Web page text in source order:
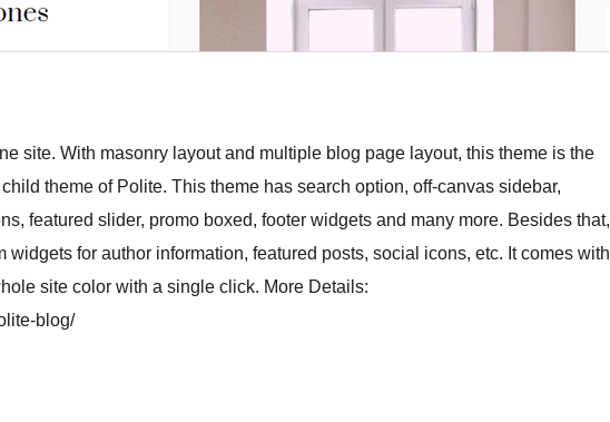
site. With masonry layout and multiple blog page layout, this theme is the
theme of Polite. This theme has search option, off-canvas sidebar,
featured slider, promo boxed, footer widgets and many more. Besides that,
widgets for author information, featured posts, social icons, etc. It comes with
site color with a single click. More Details:
blog/